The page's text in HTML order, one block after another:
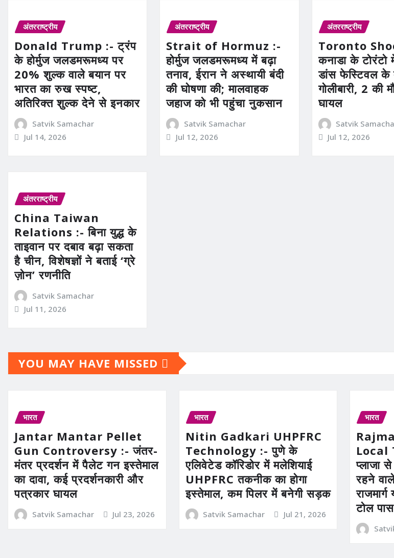
अंतरराष्ट्रीय
Donald Trump :- ट्रंप
के होर्मुज जलडमरूमध्य पर
20% शुल्क वाले बयान पर
भारत का रुख स्पष्ट,
अतिरिक्त शुल्क देने से इनकार
Satvik Samachar
Jul 14, 2026
अंतरराष्ट्रीय
Strait of Hormuz :-
होर्मुज जलडमरूमध्य में बढ़ा
तनाव, ईरान ने अस्थायी बंदी
की घोषणा की; मालवाहक
जहाज को भी पहुंचा नुकसान
Satvik Samachar
Jul 12, 2026
अंतरराष्ट्रीय
Toronto
कनाडा के टोरंटो
डांस फेस्टिवल के
गोलीबारी, 2 की
घायल
Satvik
Jul 12, 2026
अंतरराष्ट्रीय
China Taiwan
Relations :- बिना युद्ध के
ताइवान पर दबाव बढ़ा सकता
है चीन, विशेषज्ञों ने बताई ‘ग्रे
ज़ोन’ रणनीति
Satvik Samachar
Jul 11, 2026
YOU MAY HAVE MISSED
भारत
Jantar Mantar Pellet
Gun Controversy :- जंतर-
मंतर प्रदर्शन में पैलेट गन इस्तेमाल
का दावा, कई प्रदर्शनकारी और
पत्रकार घायल
Satvik Samachar Jul 23, 2026
भारत
Nitin Gadkari UHPFRC
Technology :- पुणे के
एलिवेटेड कॉरिडोर में मलेशियाई
UHPFRC तकनीक का होगा
इस्तेमाल, कम पिलर में बनेगी सड़क
Satvik Samachar Jul 21, 2026
भारत
Local
प्लाजा
रहने
टोल पास